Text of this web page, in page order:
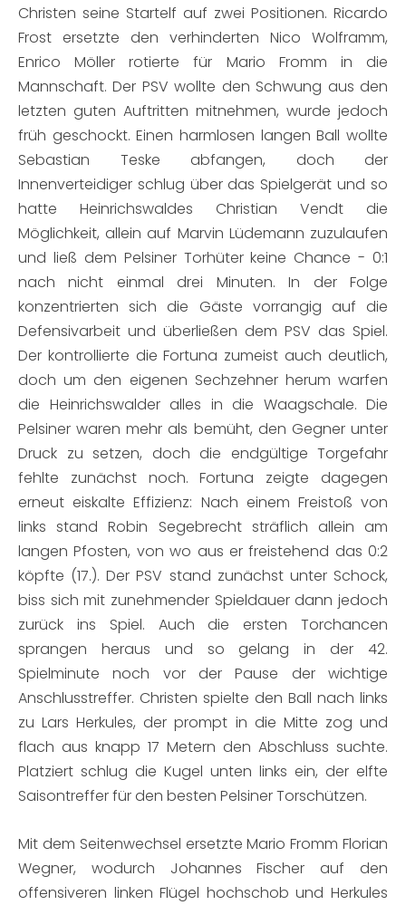
Christen seine Startelf auf zwei Positionen. Ricardo
Frost ersetzte den verhinderten Nico Wolframm,
Enrico Möller rotierte für Mario Fromm in die
Mannschaft. Der PSV wollte den Schwung aus den
letzten guten Auftritten mitnehmen, wurde jedoch
früh geschockt. Einen harmlosen langen Ball wollte
Sebastian Teske abfangen, doch der
Innenverteidiger schlug über das Spielgerät und so
hatte Heinrichswaldes Christian Vendt die
Möglichkeit, allein auf Marvin Lüdemann zuzulaufen
und ließ dem Pelsiner Torhüter keine Chance - 0:1
nach nicht einmal drei Minuten. In der Folge
konzentrierten sich die Gäste vorrangig auf die
Defensivarbeit und überließen dem PSV das Spiel.
Der kontrollierte die Fortuna zumeist auch deutlich,
doch um den eigenen Sechzehner herum warfen
die Heinrichswalder alles in die Waagschale. Die
Pelsiner waren mehr als bemüht, den Gegner unter
Druck zu setzen, doch die endgültige Torgefahr
fehlte zunächst noch. Fortuna zeigte dagegen
erneut eiskalte Effizienz: Nach einem Freistoß von
links stand Robin Segebrecht sträflich allein am
langen Pfosten, von wo aus er freistehend das 0:2
köpfte (17.). Der PSV stand zunächst unter Schock,
biss sich mit zunehmender Spieldauer dann jedoch
zurück ins Spiel. Auch die ersten Torchancen
sprangen heraus und so gelang in der 42.
Spielminute noch vor der Pause der wichtige
Anschlusstreffer. Christen spielte den Ball nach links
zu Lars Herkules, der prompt in die Mitte zog und
flach aus knapp 17 Metern den Abschluss suchte.
Platziert schlug die Kugel unten links ein, der elfte
Saisontreffer für den besten Pelsiner Torschützen.
Mit dem Seitenwechsel ersetzte Mario Fromm Florian
Wegner, wodurch Johannes Fischer auf den
offensiveren linken Flügel hochschob und Herkules